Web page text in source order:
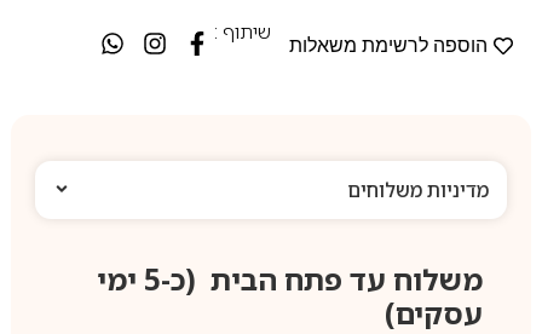
הוספה לרשימת משאלות
שיתוף :
מדיניות משלוחים
משלוח עד פתח הבית (כ-5 ימי
עסקים)